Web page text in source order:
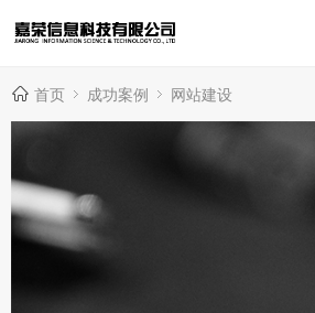
首页 成功案例 网站建设